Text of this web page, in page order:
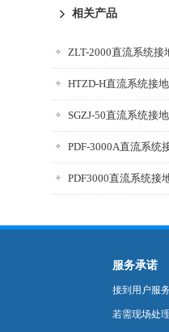
相关产品
ZLT-2000直流系统接
HTZD-H直流系统接
SGZJ-50直流系统接
PDF-3000A直流系统
PDF3000直流系统接
服务承诺
接到用户服
若需现场处